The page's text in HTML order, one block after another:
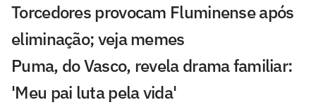
Torcedores provocam Fluminense após
eliminação; veja memes
Puma, do Vasco, revela drama familiar:
'Meu pai luta pela vida'